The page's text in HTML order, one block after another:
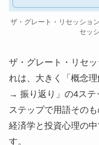
ザ・グレート・リセッショ
セッ
ザ・グレート・リセ
れは、大きく「概念
→ 振り返り」の4ステ
ステップで用語その
経済学と投資心理の
す。